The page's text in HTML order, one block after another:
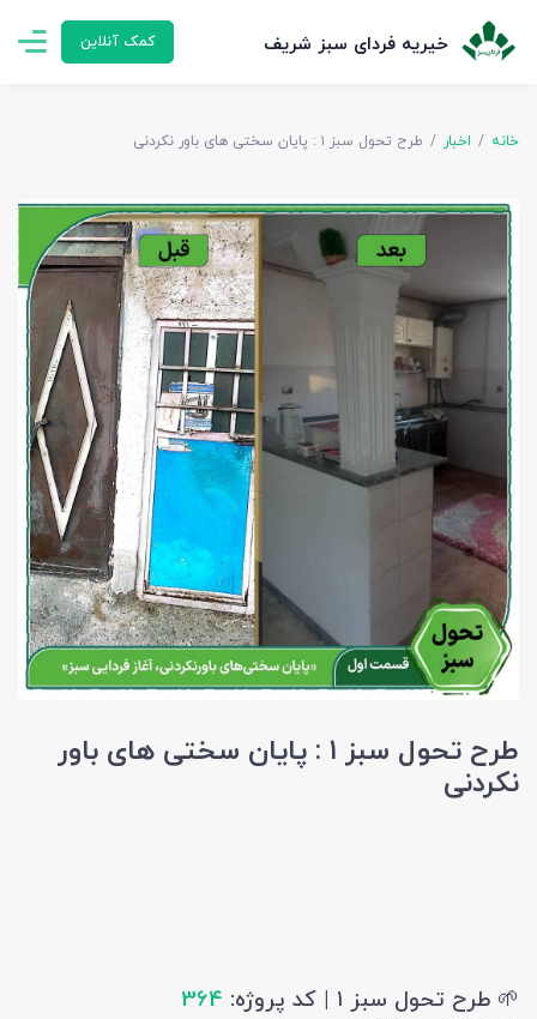
خیریه فردای سبز شریف کمک آنلاین
خانه اخبار طرح تحول سبز ۱ : پایان سختی های باور نکردنی
طرح تحول سبز ۱ : پایان سختی های باور
نکردنی
🌱 طرح تحول سبز ۱ | کد پروژه: 364